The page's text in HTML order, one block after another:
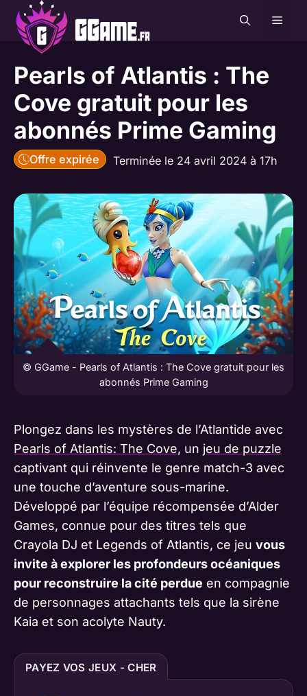
Aller
contenu
Pearls of Atlantis : The
Cove gratuit pour les
abonnés Prime Gaming
Offre expirée Terminée le 24 avril 2024 à 17h
© GGame - Pearls of Atlantis : The Cove gratuit pour les
abonnés Prime Gaming
Plongez dans les mystères de l’Atlantide avec
Pearls of Atlantis: The Cove, un jeu de puzzle
captivant qui réinvente le genre match-3 avec
une touche d’aventure sous-marine.
Développé par l’équipe récompensée d’Alder
Games, connue pour des titres tels que
Crayola DJ et Legends of Atlantis, ce jeu vous
invite à explorer les profondeurs océaniques
pour reconstruire la cité perdue en compagnie
de personnages attachants tels que la sirène
Kaia et son acolyte Nauty.
PAYEZ VOS JEUX - CHER